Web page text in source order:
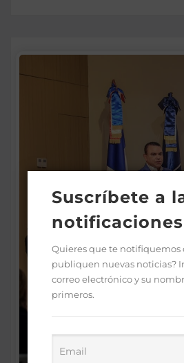
Suscríbete a
notificaciones
Quieres que te notifiquemos
publiquen nuevas noticias?
correo electrónico y su
primeros.